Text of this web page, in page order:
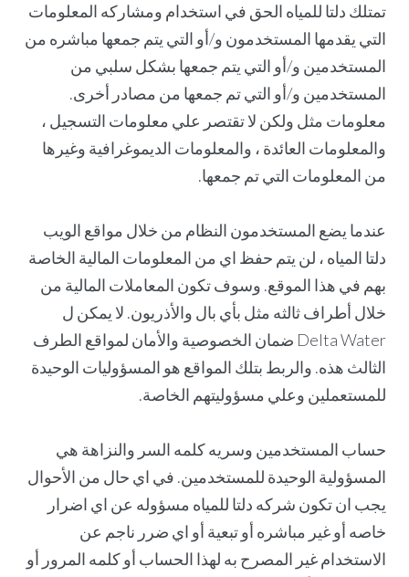
تمتلك دلتا للمياه الحق في استخدام ومشاركه المعلومات
التي يقدمها المستخدمون و/أو التي يتم جمعها مباشره من
المستخدمين و/أو التي يتم جمعها بشكل سلبي من
المستخدمين و/أو التي تم جمعها من مصادر أخرى.
معلومات مثل ولكن لا تقتصر علي معلومات التسجيل ،
والمعلومات العائدة ، والمعلومات الديموغرافية وغيرها
من المعلومات التي تم جمعها.
عندما يضع المستخدمون النظام من خلال مواقع الويب
دلتا المياه ، لن يتم حفظ اي من المعلومات المالية الخاصة
بهم في هذا الموقع. وسوف تكون المعاملات المالية من
خلال أطراف ثالثه مثل بأي بال والأذريون. لا يمكن ل
Delta Water ضمان الخصوصية والأمان لمواقع الطرف
الثالث هذه. والربط بتلك المواقع هو المسؤوليات الوحيدة
للمستعملين وعلي مسؤوليتهم الخاصة.
حساب المستخدمين وسريه كلمه السر والنزاهة هي
المسؤولية الوحيدة للمستخدمين. في اي حال من الأحوال
يجب ان تكون شركه دلتا للمياه مسؤوله عن اي اضرار
خاصه أو غير مباشره أو تبعية أو اي ضرر ناجم عن
الاستخدام غير المصرح به لهذا الحساب أو كلمه المرور أو